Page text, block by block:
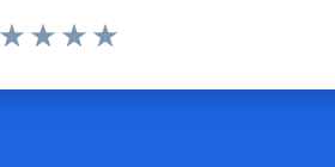
da 1 a 5 stelle la pagina